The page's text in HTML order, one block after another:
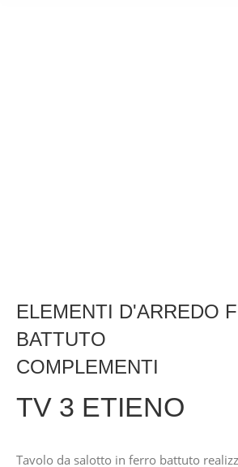
ELEMENTI D'ARREDO
BATTUTO
COMPLEMENTI
TV 3 ETIENO
Tavolo da salotto in ferro battuto